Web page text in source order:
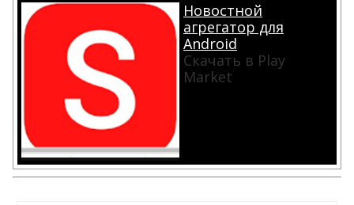
Новостной
агрегатор для
Android
Скачать в Play
Market